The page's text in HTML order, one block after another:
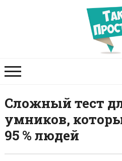
Сложный тест
умников,
95 % людей